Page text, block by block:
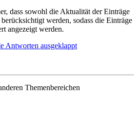
dass sowohl die Aktualität der Einträge
werden, sodass die Einträge
angezeigt werden.
Antworten ausgeklappt
Themenbereichen